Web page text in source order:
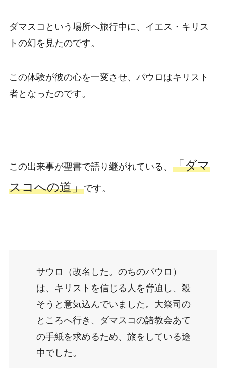
ダマスコという場所へ旅行中に、イエス・キリス
トの幻を見たのです。
この体験が彼の心を一変させ、パウロはキリスト
者となったのです。
この出来事が聖書で語り継がれている、 「ダマ
スコへの道」です。
サウロ（改名した。のちのパウロ）
は、キリストを信じる人を脅迫し、殺
そうと意気込んでいました。大祭司の
ところへ行き、ダマスコの諸教会あて
の手紙を求めるため、旅をしている途
中でした。